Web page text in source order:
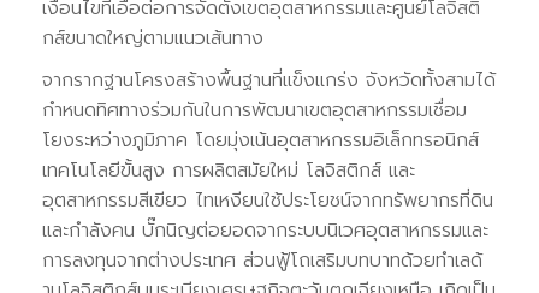
เงื่อนไขที่เอื้อต่อการจัดตั้งเขตอุตสาหกรรมและศูนย์โลจิสติ
กส์ขนาดใหญ่ตามแนวเส้นทาง
จากรากฐานโครงสร้างพื้นฐานที่แข็งแกร่ง จังหวัดทั้งสามได้
กำหนดทิศทางร่วมกันในการพัฒนาเขตอุตสาหกรรมเชื่อม
โยงระหว่างภูมิภาค โดยมุ่งเน้นอุตสาหกรรมอิเล็กทรอนิกส์
เทคโนโลยีขั้นสูง การผลิตสมัยใหม่ โลจิสติกส์ และ
อุตสาหกรรมสีเขียว ไทเหงียนใช้ประโยชน์จากทรัพยากรที่ดิน
และกำลังคน บั๊กนิญต่อยอดจากระบบนิเวศอุตสาหกรรมและ
การลงทุนจากต่างประเทศ ส่วนฟู้โถเสริมบทบาทด้วยทำเลด้